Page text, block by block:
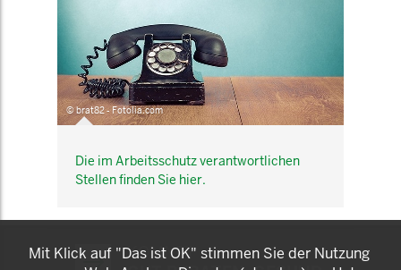
© brat82 - Fotolia.com
Die im Arbeitsschutz verantwortlichen
Stellen finden Sie hier.
KOMNET
Mit Klick auf "Das ist OK" stimmen Sie der Nutzung